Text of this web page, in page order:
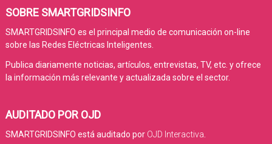
SOBRE SMARTGRIDSINFO
SMARTGRIDSINFO es el principal medio de comunicación on-line
sobre las Redes Eléctricas Inteligentes.
Publica diariamente noticias, artículos, entrevistas, TV, etc. y ofrece
la información más relevante y actualizada sobre el sector.
AUDITADO POR OJD
SMARTGRIDSINFO está auditado por OJD Interactiva